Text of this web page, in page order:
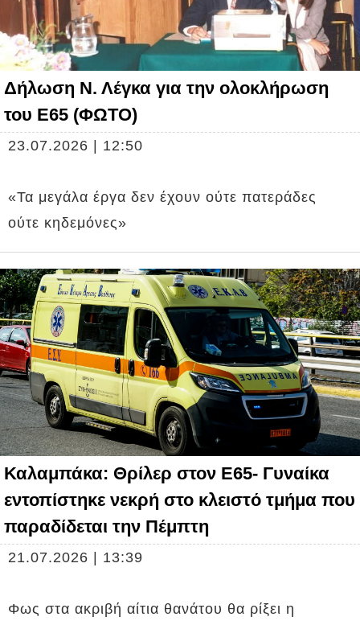
Δήλωση Ν. Λέγκα για την ολοκλήρωση
του Ε65 (ΦΩΤΟ)
23.07.2026 | 12:50
«Τα μεγάλα έργα δεν έχουν ούτε πατεράδες
ούτε κηδεμόνες»
Καλαμπάκα: Θρίλερ στον Ε65- Γυναίκα
εντοπίστηκε νεκρή στο κλειστό τμήμα που
παραδίδεται την Πέμπτη
21.07.2026 | 13:39
Φως στα ακριβή αίτια θανάτου θα ρίξει η